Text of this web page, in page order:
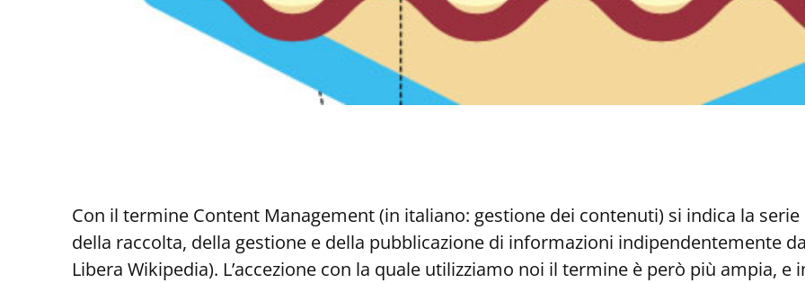
Con il termine Content Management (in italiano: gestione dei contenuti) si indica la
della raccolta, della gestione e della pubblicazione di informazioni indipendentemente
Libera Wikipedia). L’accezione con la quale utilizziamo noi il termine è però più ampia,